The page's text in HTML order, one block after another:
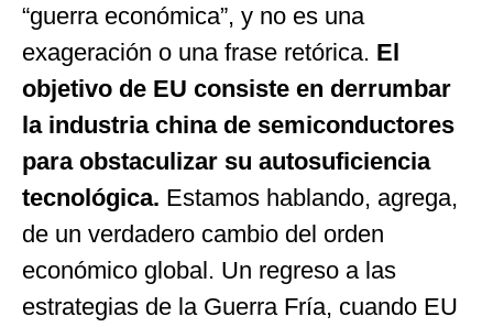
“guerra económica”, y no es una
exageración o una frase retórica. El
objetivo de EU consiste en derrumbar
la industria china de semiconductores
para obstaculizar su autosuficiencia
tecnológica. Estamos hablando, agrega,
de un verdadero cambio del orden
económico global. Un regreso a las
estrategias de la Guerra Fría, cuando EU